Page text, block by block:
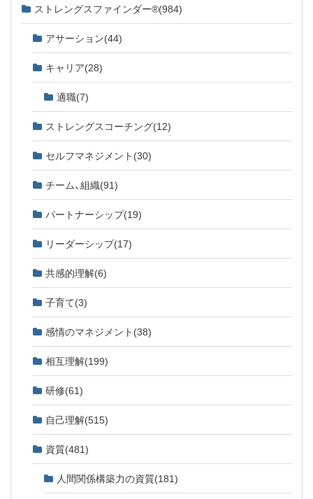
ストレングスファインダー®(984)
アサーション(44)
キャリア(28)
適職(7)
ストレングスコーチング(12)
セルフマネジメント (30)
チーム、組織(91)
パートナーシップ(19)
リーダーシップ(17)
共感的理解(6)
子育て(3)
感情のマネジメント (38)
相互理解(199)
研修(61)
自己理解(515)
資質(481)
人間関係構築力の資質(181)